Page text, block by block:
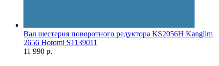
Вал шестерня поворотного редуктора KS2056H Kanglim
2656 Hotomi S1139011
11 990 р.